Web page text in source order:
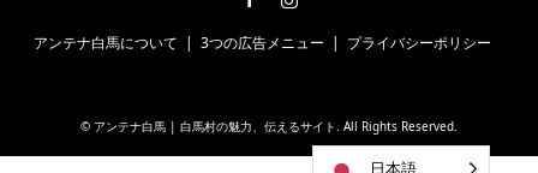
アンテナ白馬について 3つの広告メニュー プライバシーポリシー
© アンテナ白馬 | 白馬村の魅力、伝えるサイト. All Rights Reserved.
日本語